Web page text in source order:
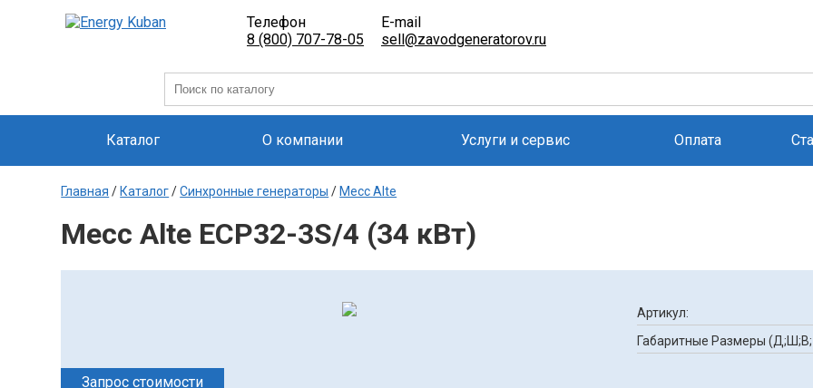
Телефон
8 (800) 707-78-05
E-mail
sell@zavodgeneratorov.ru
Каталог О компании Услуги и сервис Оплата
Главная / Каталог/Синхронные генераторы / Mecc Alte
Mecc Alte ECP32-3S/4 (34 кВт)
Артикул:
Габаритные Размеры
Запрос стоимости